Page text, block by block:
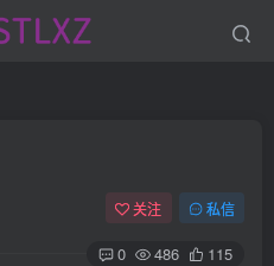
关注 私信
0 486 115